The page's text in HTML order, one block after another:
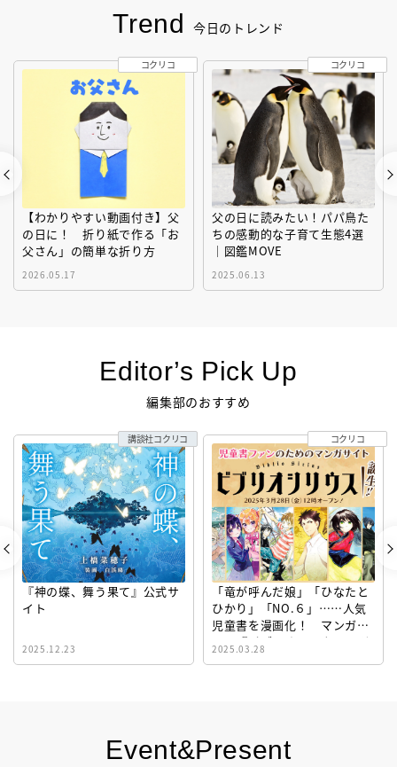
Event&Present
Trend 今日のトレンド
【わかりやすい動画付き】父
の日に！ 折り紙で作る「お
父さん」の簡単な折り方
2026.05.17
コクリコ
父の日に読みたい！パパ鳥た
ちの感動的な子育て生態4選
｜図鑑MOVE
2025.06.13
コクリコ
Editor’s Pick Up
編集部のおすすめ
『神の蝶、舞う果て』公式サ
イト
2025.12.23
講談社コクリコ
「竜が呼んだ娘」「ひなたと
ひかり」「NO.６」……人気
児童書を漫画化！ マンガサ
イト『ビブリオシリウス』誕
生！
2025.03.28
コクリコ